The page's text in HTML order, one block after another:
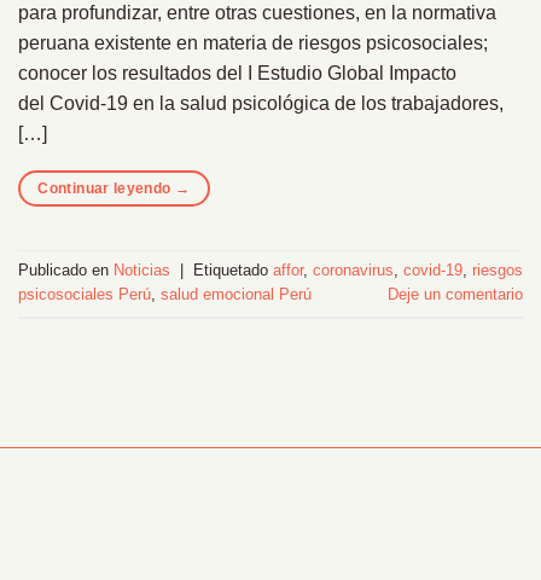
para profundizar, entre otras cuestiones, en la normativa
peruana existente en materia de riesgos psicosociales;
conocer los resultados del I Estudio Global Impacto
del Covid-19 en la salud psicológica de los trabajadores,
[…]
Continuar leyendo →
Publicado en Noticias Etiquetado affor, coronavirus, covid-19, riesgos
psicosociales Perú, salud emocional Perú Deje un comentario